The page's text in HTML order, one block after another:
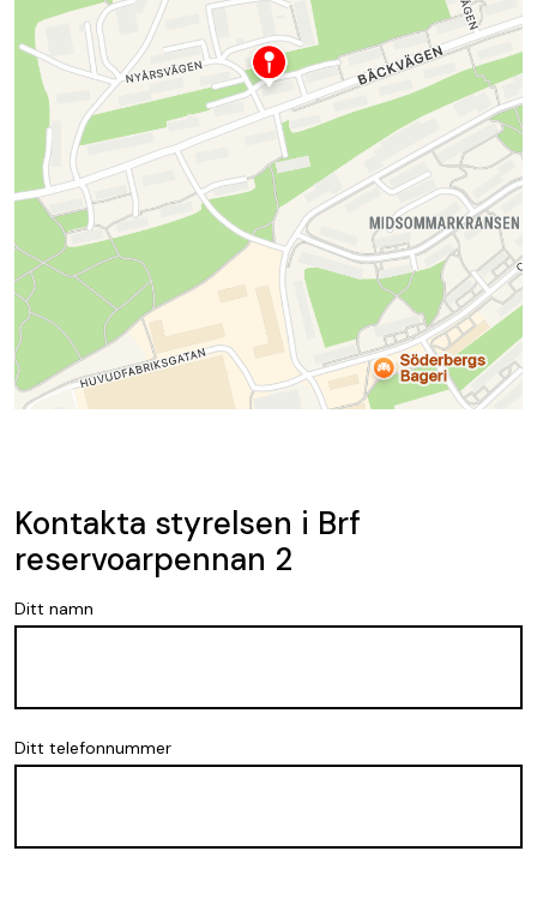
Kontakta styrelsen i Brf
reservoarpennan 2
Ditt namn
Ditt telefonnummer